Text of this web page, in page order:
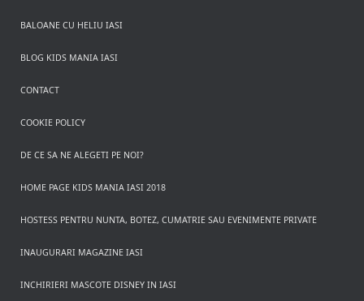
BALOANE CU HELIU IASI
BLOG KIDS MANIA IASI
CONTACT
COOKIE POLICY
DE CE SA NE ALEGETI PE NOI?
HOME PAGE KIDS MANIA IASI 2018
HOSTESS PENTRU NUNTA, BOTEZ, CUMATRIE SAU EVENIMENTE PRIVATE
INAUGURARI MAGAZINE IASI
INCHIRIERI MASCOTE DISNEY IN IASI